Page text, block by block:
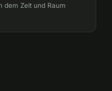
dem Zeit und Raum